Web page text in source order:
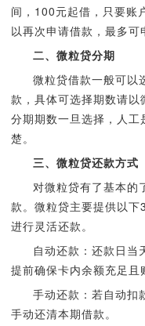
间，100元起借，只要账
以再次申请借款，最多可
二、微粒贷分期
微粒贷借款一般可以
款，具体可选择期数请以
分期期数一旦选择，人
楚。
三、微粒贷还款方式
对微粒贷有了基本的
款。微粒贷主要提供以
进行灵活还款。
自动还款：还款日当
提前确保卡内余额充足且
手动还款：若自动扣
手动还清本期借款。